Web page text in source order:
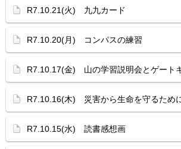
R7.10.21(火) 九九カード
R7.10.20(月) コンパスの練習
R7.10.17(金) 山の学習説明会とゲート
R7.10.16(木) 災害から生命を守るため
R7.10.15(水) 読書感想画